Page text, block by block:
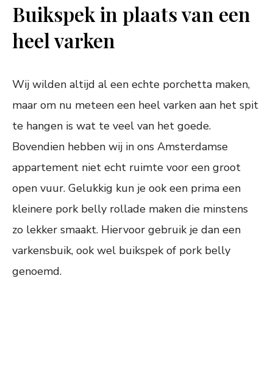
Buikspek in plaats van een
heel varken
Wij wilden altijd al een echte porchetta maken,
maar om nu meteen een heel varken aan het spit
te hangen is wat te veel van het goede.
Bovendien hebben wij in ons Amsterdamse
appartement niet echt ruimte voor een groot
open vuur. Gelukkig kun je ook een prima een
kleinere pork belly rollade maken die minstens
zo lekker smaakt. Hiervoor gebruik je dan een
varkensbuik, ook wel buikspek of pork belly
genoemd.